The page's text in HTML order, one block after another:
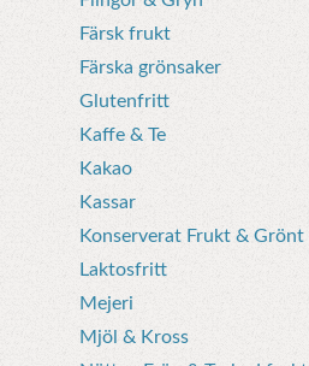
Färsk frukt
Färska grönsaker
Glutenfritt
Kaffe & Te
Kakao
Kassar
Konserverat Frukt & Grönt
Laktosfritt
Mejeri
Mjöl & Kross